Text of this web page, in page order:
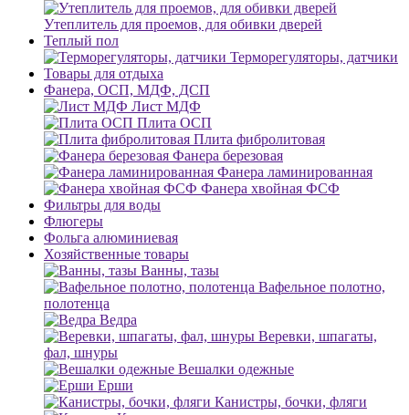
Утеплитель для проемов, для обивки дверей
Теплый пол
Терморегуляторы, датчики
Товары для отдыха
Фанера, ОСП, МДФ, ДСП
Лист МДФ
Плита ОСП
Плита фибролитовая
Фанера березовая
Фанера ламинированная
Фанера хвойная ФСФ
Фильтры для воды
Флюгеры
Фольга алюминиевая
Хозяйственные товары
Ванны, тазы
Вафельное полотно,
полотенца
Ведра
Веревки, шпагаты,
фал, шнуры
Вешалки одежные
Ерши
Канистры, бочки, фляги